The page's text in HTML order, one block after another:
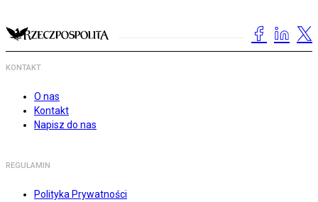
KONTAKT
O nas
Kontakt
Napisz do nas
REGULAMIN
Polityka Prywatności